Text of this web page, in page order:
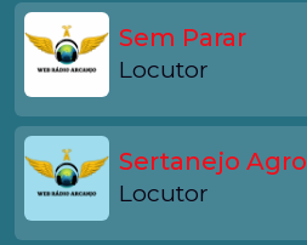
Sem Parar
Locutor
Sertanejo Agro
Locutor